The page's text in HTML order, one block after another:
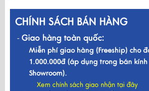
CHÍNH SÁCH BÁN HÀNG
- Giao hàng toàn quốc:
Miễn phí giao hàng (Freeship) cho
1.000.000đ (áp dụng trong bán
Showroom).
Xem chính sách giao nhận tại đây